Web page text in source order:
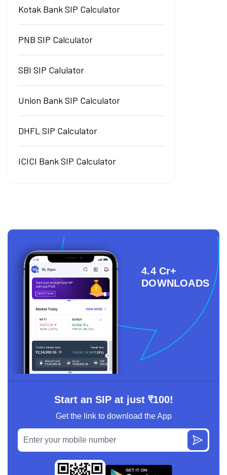
Kotak Bank SIP Calculator
PNB SIP Calculator
SBI SIP Calulator
Union Bank SIP Calculator
DHFL SIP Calculator
ICICI Bank SIP Calculator
4.4 Cr+
DOWNLOADS
Start an SIP at just ₹100!
Get the link to download the App